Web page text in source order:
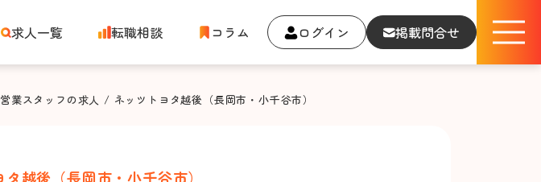
求人一覧 転職相談 コラム ログイン 掲載問合せ
業スタッフの求人 / ネッツトヨタ越後（長岡市・小千谷市）
越後（長岡市・小千谷市）